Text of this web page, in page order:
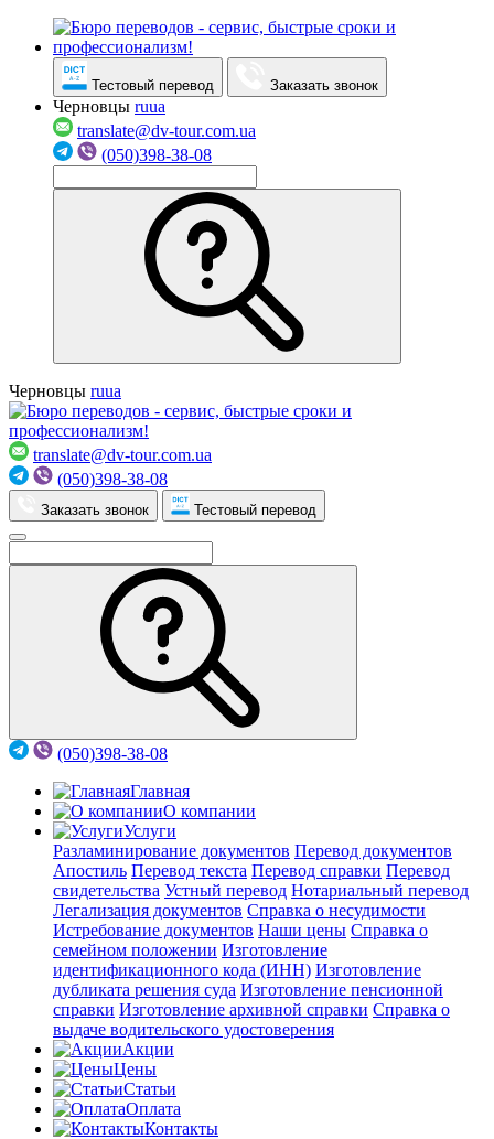
Тестовый перевод Заказать звонок
Черновцы ruua
translate@dv-tour.com.ua
(050)398-38-08
Черновцы ruua
translate@dv-tour.com.ua
(050)398-38-08
Заказать звонок Тестовый перевод
(050)398-38-08
Главная
О компании
Услуги
Разламинирование документов Перевод документов
Апостиль Перевод текста Перевод справки Перевод
свидетельства Устный перевод Нотариальный перевод
Легализация документов Справка о несудимости
Истребование документов Наши цены Справка о
семейном положении Изготовление
идентификационного кода (ИНН) Изготовление
дубликата решения суда Изготовление пенсионной
справки Изготовление архивной справки Справка о
выдаче водительского удостоверения
Акции
Цены
Статьи
Оплата
Контакты